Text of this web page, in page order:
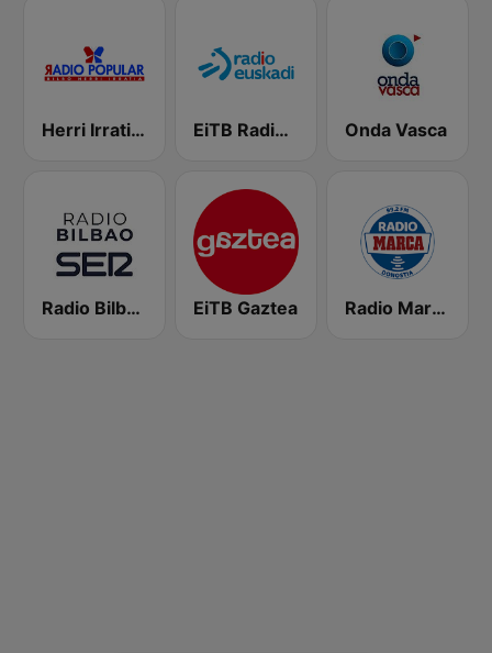
Herri Irratia - Radio Popular EiTB Radio Euskadi Onda Vasca
Radio Bilbao SER EiTB Gaztea Radio Marca Donostia